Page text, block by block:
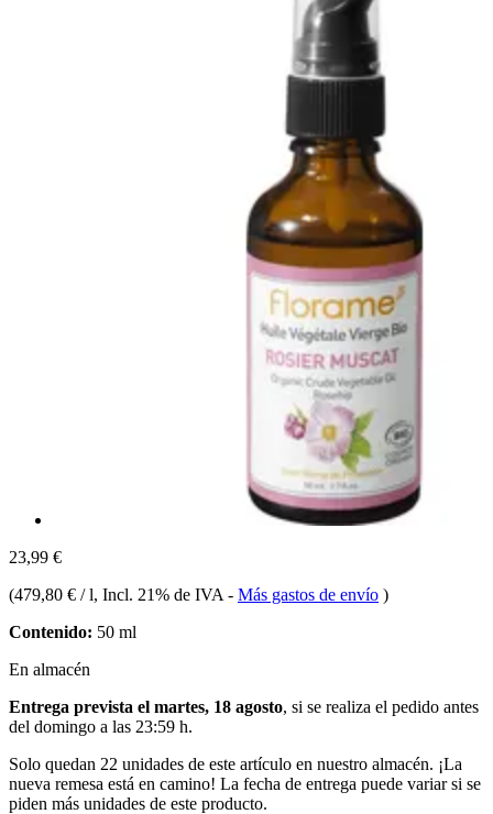
23,99 €
(479,80 € / l, Incl. 21% de IVA - Más gastos de envío )
Contenido: 50 ml
En almacén
Entrega prevista el martes, 18 agosto, si se realiza el pedido antes
del domingo a las 23:59 h.
Solo quedan 22 unidades de este artículo en nuestro almacén. ¡La
nueva remesa está en camino! La fecha de entrega puede variar si se
piden más unidades de este producto.